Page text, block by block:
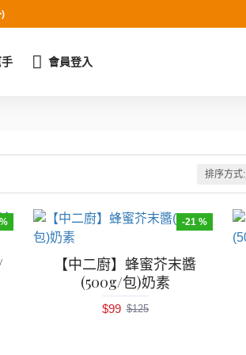
會員登入
排序方式:
-21 %
【中二廚】蜂蜜芥末醬
(500g/包)奶素
$99 $125